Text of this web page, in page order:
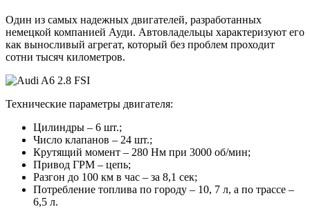
Один из самых надежных двигателей, разработанных
немецкой компанией Ауди. Автовладельцы характеризуют его
как выносливый агрегат, который без проблем проходит
сотни тысяч километров.
Технические параметры двигателя:
Цилиндры – 6 шт.;
Число клапанов – 24 шт.;
Крутящий момент – 280 Нм при 3000 об/мин;
Привод ГРМ – цепь;
Разгон до 100 км в час – за 8,1 сек;
Потребление топлива по городу – 10, 7 л, а по трассе –
6,5 л.